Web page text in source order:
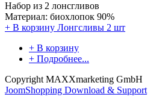
Набор из 2 лонсгливов
Материал: биохлопок 90%
+ В корзину Лонгсливы 2 шт
+ В корзину
+ Подробнее...
Copyright MAXXmarketing GmbH
JoomShopping Download & Support